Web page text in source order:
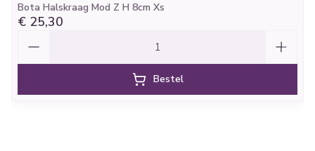
Bota Halskraag Mod Z H 8cm Xs
€ 25,30
Bestel